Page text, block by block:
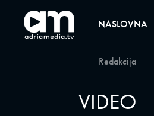
NASLOVNA
Redakcija
VIDEO